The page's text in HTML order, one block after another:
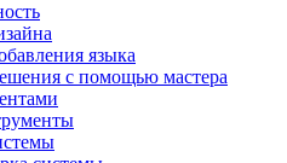
языка
с помощью мастера